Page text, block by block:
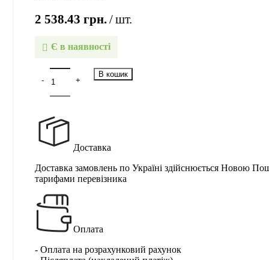
2 538.43 грн. шт.
Є в наявності
В кошик
Доставка
Доставка замовлень по Україні здійснюється Новою
тарифами перевізника
Оплата
- Оплата на розрахунковий рахунок